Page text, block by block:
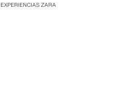
EXPERIENCIAS ZARA